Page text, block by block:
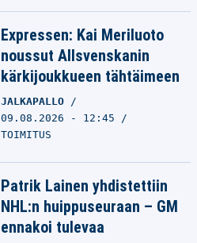
Expressen: Kai Meriluoto
noussut Allsvenskanin
kärkijoukkueen tähtäimeen
JALKAPALLO
09.08.2026 - 12:45
TOIMITUS
Patrik Lainen yhdistettiin
NHL:n huippuseuraan – GM
ennakoi tulevaa